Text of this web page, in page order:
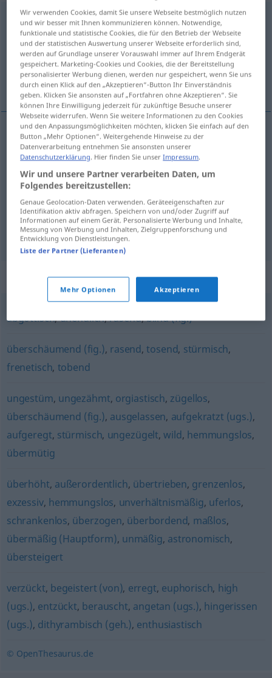
überschwänglichadj
Übersicht aller Übersetzungen
(Für mehr Details die Übersetzung anklicken/antippen)
entusiastico esaltato esagerato
entusiastico überschwänglich
esaltato überschwänglich
esagerato überschwänglichübertrieben
Synonyme für "überschwänglich"
abgöttisch,unendlich,rasend,blind (fig.)
überschäumend (fig.), rasend,tosend, stürmisch,
frenetisch, tobend
ungestüm, ungezähmt, orgiastisch, zügellos,
überschäumend (fig.), ausgelassen, aufgekratzt (ugs.),
aufgeregt, stürmisch, ungezügelt,wild, hemmungslos,
übermütig
überhöht, außerordentlich, übertrieben, grenzenlos,
exzessiv, hemmungslos, unverhältnismäßig, uferlos,
schrankenlos, überzogen, überbordend, maßlos,
übermäßig (Hauptform), unmäßig, astronomisch,
übersteigert
verzückt, begeistert (von), erregt, euphorisch, high
(ugs.), entzückt, berauscht, angetan (ugs.), hingerissen
(ugs.), dithyrambisch (geh.), enthusiastisch
© OpenThesaurus.de
Wir verwenden Cookies, damit Sie unsere Webseite bestmöglich nutzen
und wir besser mit Ihnen kommunizieren können. Notwendige,
funktionale und statistische Cookies, die für den Betrieb der Webseite
und der statistischen Auswertung unserer Webseite erforderlich sind,
werden auf Grundlage unserer Vorauswahl immer auf Ihrem Endgerät
gespeichert. Marketing-Cookies und Cookies, die der Bereitstellung
personalisierter Werbung dienen, werden nur gespeichert, wenn Sie uns
durch einen Klick auf den „Akzeptieren“-Button Ihr Einverständnis
geben. Klicken Sie ansonsten auf „Fortfahren ohne Akzeptieren“. Sie
können Ihre Einwilligung jederzeit für zukünftige Besuche unserer
Webseite widerrufen. Wenn Sie weitere Informationen zu den Cookies
und den Anpassungsmöglichkeiten möchten, klicken Sie einfach auf den
Button „Mehr Optionen“. Weitergehende Hinweise zu der
Datenverarbeitung entnehmen Sie ansonsten unserer
Datenschutzerklärung. Hier finden Sie unserImpressum.
Wir und unsere Partner verarbeiten Daten, um
Folgendes bereitzustellen:
Genaue Geolocation-Daten verwenden. Geräteeigenschaften zur
Identifikation aktiv abfragen. Speichern von und/oder Zugriff auf
Informationen auf einem Gerät. Personalisierte Werbung und Inhalte,
Messung von Werbung und Inhalten, Zielgruppenforschung und
Entwicklung von Dienstleistungen.
Liste der Partner (Lieferanten)
Mehr Optionen Akzeptieren